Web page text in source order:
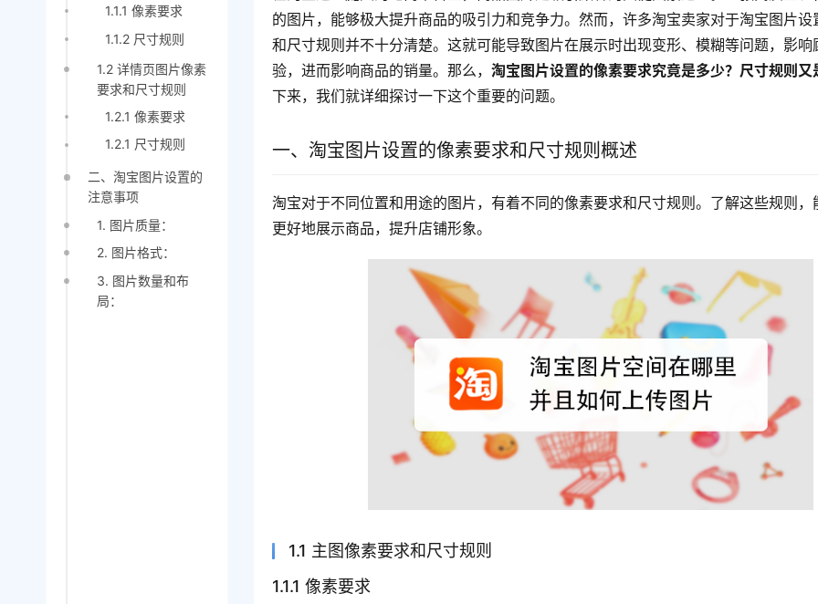
1.1.1 像素要求
1.1.2 尺寸规则
1.2 详情页图片像素
要求和尺寸规则
1.2.1 像素要求
1.2.1 尺寸规则
二、淘宝图片设置的
注意事项
1. 图片质量：
2. 图片格式：
3. 图片数量和布
局：
的图片，能够极大提升商品的吸引力和竞争力。然而，许多淘宝卖家对于淘宝图片设
和尺寸规则并不十分清楚。这就可能导致图片在展示时出现变形、模糊等问题，影响
验，进而影响商品的销量。那么，淘宝图片设置的像素要求究竟是多少？尺寸规则又
下来，我们就详细探讨一下这个重要的问题。
一、淘宝图片设置的像素要求和尺寸规则概述
淘宝对于不同位置和用途的图片，有着不同的像素要求和尺寸规则。了解这些规则，
更好地展示商品，提升店铺形象。
1.1 主图像素要求和尺寸规则
1.1.1 像素要求